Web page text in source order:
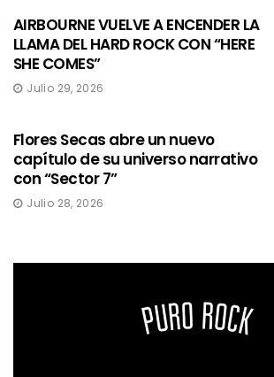
AIRBOURNE VUELVE A ENCENDER LA
LLAMA DEL HARD ROCK CON “HERE
SHE COMES”
Julio 29, 2026
Flores Secas abre un nuevo
capítulo de su universo narrativo
con “Sector 7”
Julio 28, 2026